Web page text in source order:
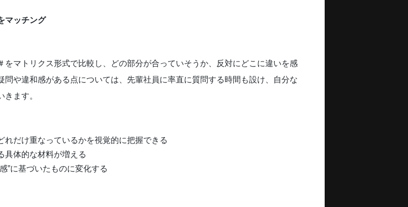
マッチング
をマトリクス形式で比較し、どの部分が合っていそうか、反対にどこに違いを感
問や違和感がある点については、先輩社員に率直に質問する時間も設け、自分な
きます。
れだけ重なっているかを視覚的に把握できる
具体的な材料が増える
”に基づいたものに変化する